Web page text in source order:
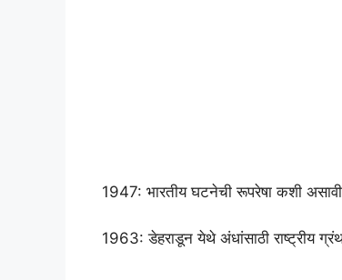
1947: भारतीय घटनेची रूपरेषा कशी असावी
1963: डेहराडून येथे अंधांसाठी राष्ट्रीय